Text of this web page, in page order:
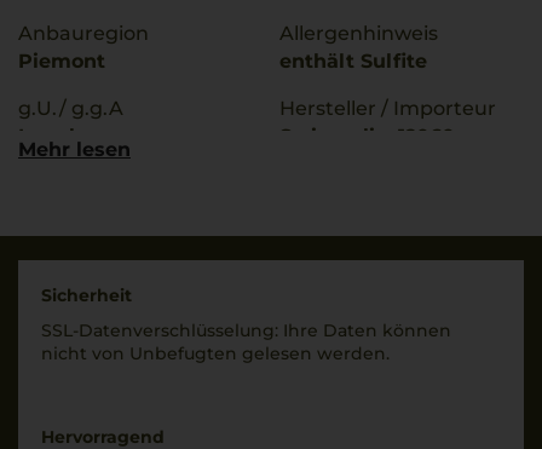
Anbauregion
Piemont
g.U./ g.g.A
Langhe
Origine Controllata
Rebsorten
Trinktemperatur
Alkoholgehalt
Allergenhinweis
enthält Sulfite
Hersteller / Importeur
Scrimaglio, 12060
Italien
Geschmack
Mehr lesen
Sicherheit
SSL-Daten­verschlüs­selung: Ihre Daten können
nicht von Unbe­fugten gelesen werden.
Hervorragend